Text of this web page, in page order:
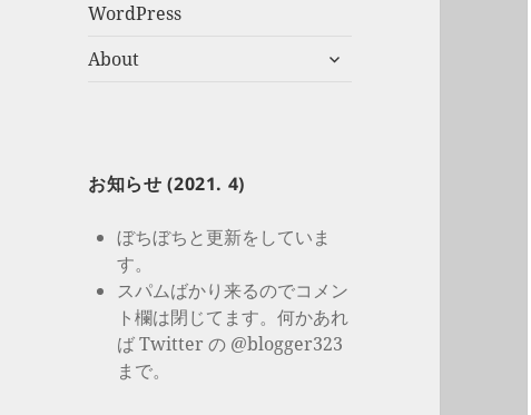
WordPress
About
サ
展
お知らせ (2021. 4)
ぼちぼちと更新をしていま
す。
スパムばかり来るのでコメン
ト欄は閉じてます。何かあれ
ば Twitter の @blogger323
まで。